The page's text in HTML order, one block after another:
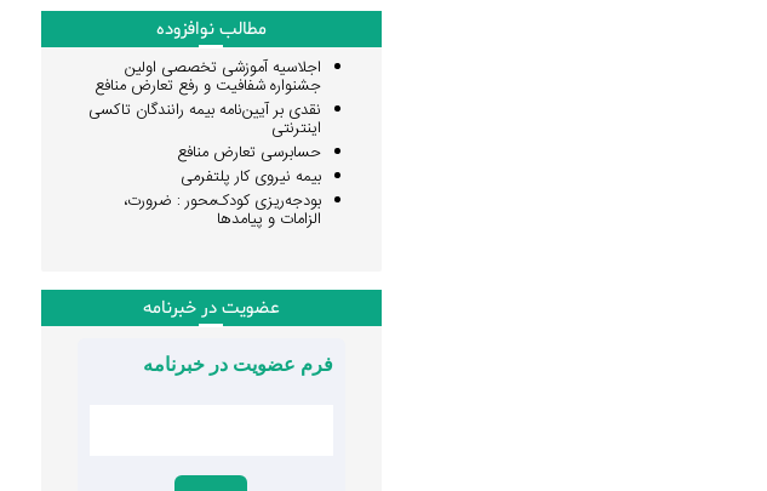
مطالب نوافزوده
اجلاسیه آموزشی تخصصی اولین
جشنواره شفافیت و رفع تعارض منافع
نقدی بر آیین‌نامه بیمه رانندگان تاکسی
اینترنتی
حسابرسی تعارض منافع
بیمه نیروی کار پلتفرمی
بودجه‌ریزی کودک‌محور : ضرورت،
الزامات و پیامدها
عضویت در خبرنامه
فرم عضویت در خبرنامه